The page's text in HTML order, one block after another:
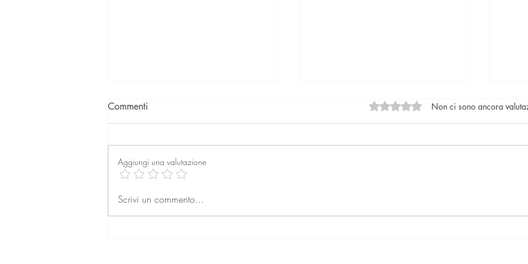
La professione dell’agente
Commenti Valutazione 0 stelle su 5.
Non ci sono ancora
Aggiungi una valutazione
Scrivi un commento...